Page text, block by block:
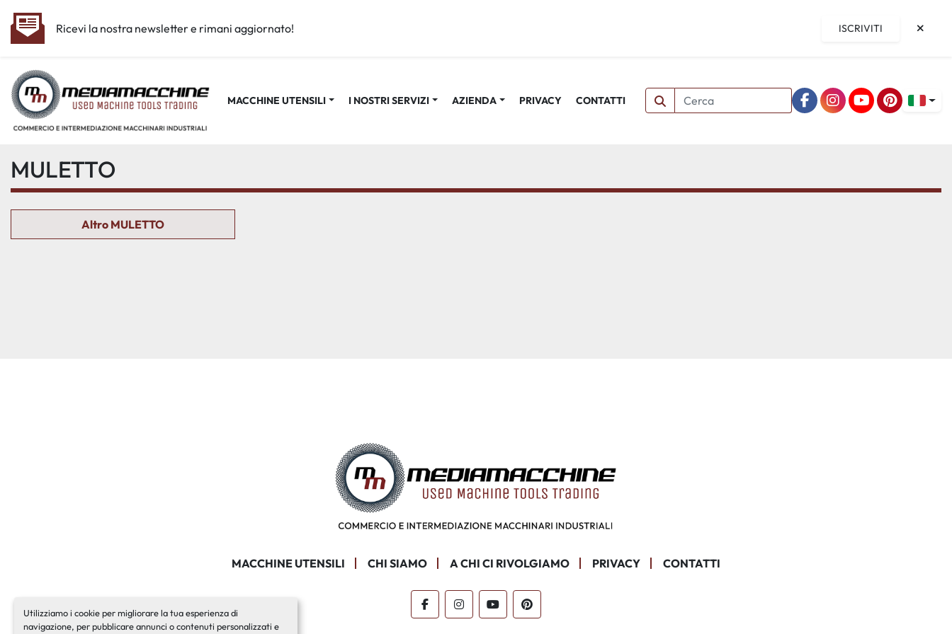
Utilizziamo i cookie per migliorare la tua esperienza di
navigazione, per pubblicare annunci o contenuti personalizzati e
Ricevi la nostra newsletter e rimani aggiornato! ISCRIVITI
MACCHINE UTENSILI I NOSTRI SERVIZI AZIENDA PRIVACY CONTATTI
facebookinstagram
youtubepinterest
MULETTO
Altro MULETTO
MACCHINE UTENSILI CHI SIAMO A CHI CI RIVOLGIAMO PRIVACY CONTATTI
facebookinstagramyoutubepinterest